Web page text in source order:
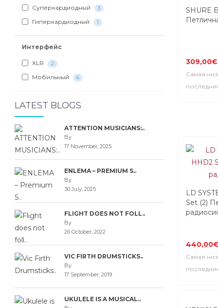
Суперкардиодный 3
Гиперкардиодный 1
Интерфейс
XLR 2
Мобильный 6
LATEST BLOGS
ATTENTION MUSICIANS:..
By
17 November, 2025
ENLEMA – PREMIUM S..
By
30 July, 2025
FLIGHT DOES NOT FOLL..
By
26 October, 2022
VIC FIRTH DRUMSTICKS..
By
17 September, 2019
UKULELE IS A MUSICAL..
SHURE
309,00€
Самая
LD
Set (2)
Самая